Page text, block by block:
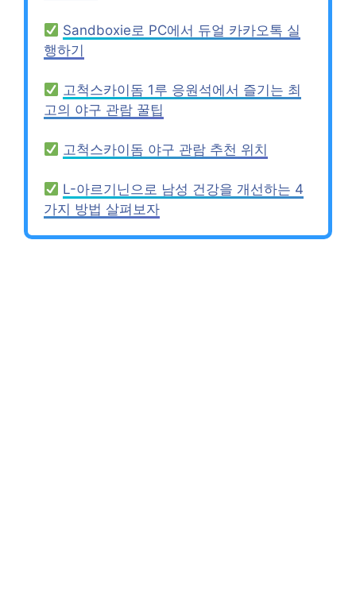
Sandboxie로 PC에서 듀얼 카카오톡 실
행하기
고척스카이돔 1루 응원석에서 즐기는 최
고의 야구 관람 꿀팁
고척스카이돔 야구 관람 추천 위치
L-아르기닌으로 남성 건강을 개선하는 4
가지 방법 살펴보자